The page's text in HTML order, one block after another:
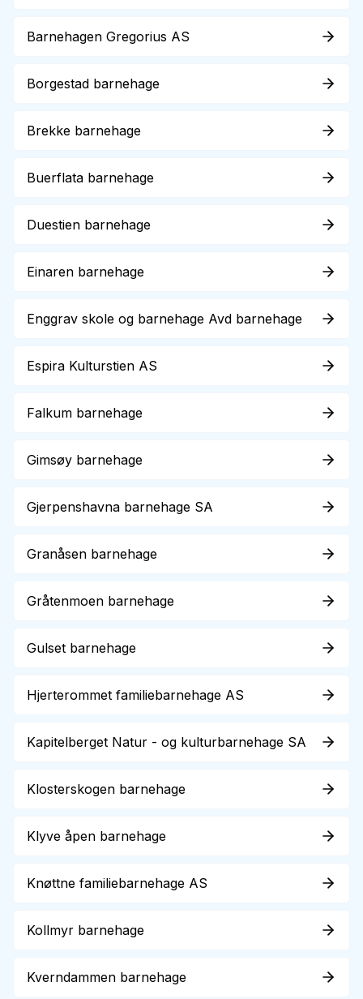
Barnehagen Gregorius AS
Borgestad barnehage
Brekke barnehage
Buerflata barnehage
Duestien barnehage
Einaren barnehage
Enggrav skole og barnehage Avd barnehage
Espira Kulturstien AS
Falkum barnehage
Gimsøy barnehage
Gjerpenshavna barnehage SA
Granåsen barnehage
Gråtenmoen barnehage
Gulset barnehage
Hjerterommet familiebarnehage AS
Kapitelberget Natur - og kulturbarnehage SA
Klosterskogen barnehage
Klyve åpen barnehage
Knøttne familiebarnehage AS
Kollmyr barnehage
Kverndammen barnehage